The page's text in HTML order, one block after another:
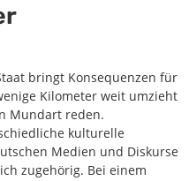
bringt Konsequenzen für
Kilometer weit umzieht
Mundart reden.
kulturelle
Medien und Diskurse
zugehörig. Bei einem